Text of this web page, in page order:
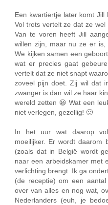
Een kwartiertje later komt
Vol trots vertelt ze dat ze
Van te voren heeft Jill
willen zijn, maar nu ze er
We kijken samen een
wat er precies gaat
vertelt dat ze niet snapt
zoveel pijn doet. Zij wil dat
zwanger is dan wil ze haar
wereld zetten 😀 Wat een
niet verlegen, gezellig! 🙂
In het uur wat daarop
moeilijker. Er wordt daarom
(zoals dat in België wordt
naar een arbeidskamer met
verlichting brengt. Ik ga
(de receptie) om een
over van alles en nog wat,
Nederlanders (euh, je